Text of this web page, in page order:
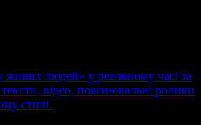
людей» у реальному часі за
відео, пояснювальні ролики
стилі.